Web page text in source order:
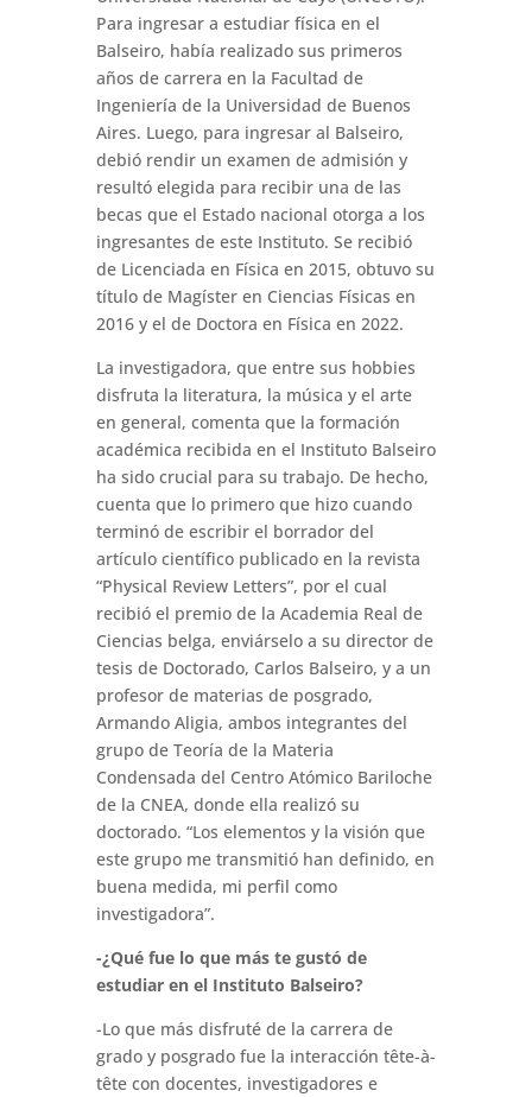
Para ingresar a estudiar física en el
Balseiro, había realizado sus primeros
años de carrera en la Facultad de
Ingeniería de la Universidad de Buenos
Aires. Luego, para ingresar al Balseiro,
debió rendir un examen de admisión y
resultó elegida para recibir una de las
becas que el Estado nacional otorga a los
ingresantes de este Instituto. Se recibió
de Licenciada en Física en 2015, obtuvo su
título de Magíster en Ciencias Físicas en
2016 y el de Doctora en Física en 2022.
La investigadora, que entre sus hobbies
disfruta la literatura, la música y el arte
en general, comenta que la formación
académica recibida en el Instituto Balseiro
ha sido crucial para su trabajo. De hecho,
cuenta que lo primero que hizo cuando
terminó de escribir el borrador del
artículo científico publicado en la revista
“Physical Review Letters”, por el cual
recibió el premio de la Academia Real de
Ciencias belga, enviárselo a su director de
tesis de Doctorado, Carlos Balseiro, y a un
profesor de materias de posgrado,
Armando Aligia, ambos integrantes del
grupo de Teoría de la Materia
Condensada del Centro Atómico Bariloche
de la CNEA, donde ella realizó su
doctorado. “Los elementos y la visión que
este grupo me transmitió han definido, en
buena medida, mi perfil como
investigadora”.
-¿Qué fue lo que más te gustó de
estudiar en el Instituto Balseiro?
-Lo que más disfruté de la carrera de
grado y posgrado fue la interacción tête-à-
tête con docentes, investigadores e